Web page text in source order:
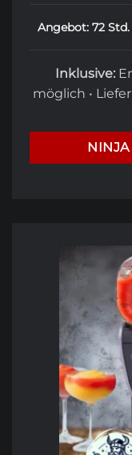
Angebot: 72
Inklusive:
möglich •
NINJA